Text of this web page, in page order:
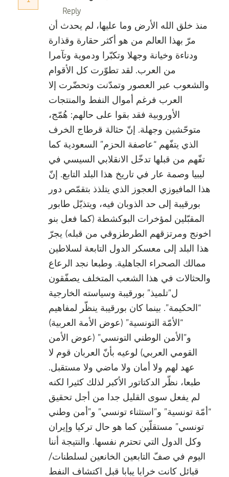
Reply
منذ خلق الله الأرض وما عليها، لم يحدث أن
مرّ بهذا العالم من هو أكثر حقارة وقذارة
ودناءة وخيانة وجهلا وتكبّرا ودموية وتآمرا
من العرب. لقد تطوّرت كل الأقوام
والشعوب عبر العصور وتمدّنت وتحضّرت إلا
العرب فرغم أموال النفط والمنتجات
الأوروبية فقد بقوا على حالهم: هُمّج،
متوحّشين وجهلة. إنّ حثالة قرطاج الخرف
الذي يتفّهم “عاصفة الحزم” السعودية كما
تفّهم من قبلها تدخّل الانقلابي السيسي في
ليبيا وصمة عار في تاريخ هذا البلد التابع. إنّ
هذا المافيوزي العجوز الذي يتلذذ بتقمّص دور
بورقيبة إلى حد الذوبان فيه، ويتذيّل طابور
المقبّلين لمؤخرات البوكشطة (كما فعل بنو
اخونج ومرتزقهم الطرطزوقي من قبله) يجرّ
هذا البلد إلى معسكر الدول التابعة لسلاطين
ممالك الصحراء الجاهلية. وطبعا نجد الرعاع
والحثالات في هذا الشعب المتخلف يصفّقون
ل”تلميذ” بورقيبة وسياسته الخارجية
“الحكيمة”. بينما كان بورقيبة ينظّر لمفاهيم
“الأمّة التونسية” (عوض الأمة العربية)
و”الأمن الوطني التونسي” (عوض الأمن
القومي العربي) لوعيه بأنّ العربان قوم لا
عهد لهم ولا أمان ولا ماضي ولا مستقبل.
طبعا، نظّر الدكتاتور الأكبر لذلك كثيرا لكنه
لم يفعل سوى القليل جدا من أجل تحقيق
“أمّة تونسية” و”استثناء تونسي” و”أمن وطني
تونسي” مستقلّين كما هو حال تركيا وإيران
وكل الدول التي تحترم نفسها. والنتيجة أننا
اليوم في صفّ التابعين الخانعين لسلطنات/
قبائل كانت خرابا يبابا قبل اكتشاف النفط